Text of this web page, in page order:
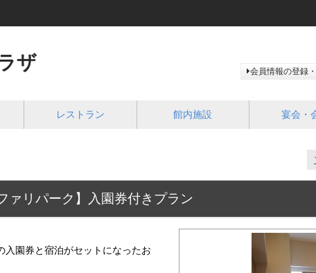
ザ 会員情報の登録
レストラン 館内施設 宴会・
ァリパーク】入園券付きプラン
入園券と宿泊がセットになったお